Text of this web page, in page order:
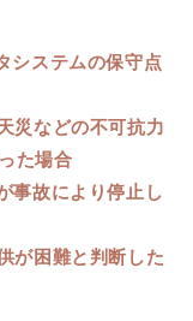
システムの保守点
災などの不可抗力
た場合
事故により停止し
が困難と判断した